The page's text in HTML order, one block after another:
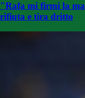
"Rafa mi firmi la
rifiuta e tira dritto